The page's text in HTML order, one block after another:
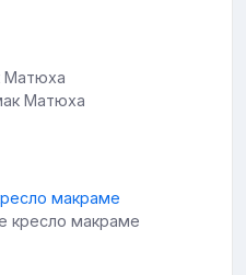
Матюха
кресло макраме